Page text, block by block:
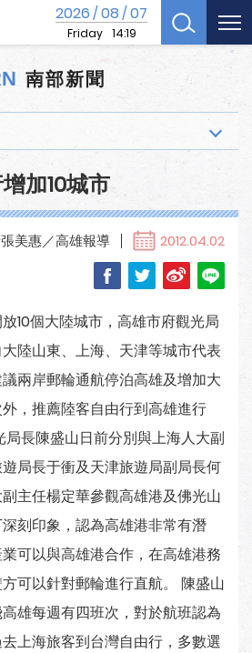
2026/08/07
Friday 14:19
南部新聞
加10城市
美惠／高雄報導 2012.04.02
10個大陸城市，高雄市府觀光局
陸山東、上海、天津等城市代表
兩岸郵輪通航停泊高雄及增加大
，推薦陸客自由行到高雄進行
局長陳盛山日前分別與上海人大副
局長于衝及天津旅遊局副局長何
主任楊定華參觀高雄港及佛光山
深刻印象，認為高雄港非常有潛
可以與高雄港合作，在高雄港務
可以針對郵輪進行直航。 陳盛山
雄每週有四班次，對於航班認為
上海旅客到台灣自由行，多數選